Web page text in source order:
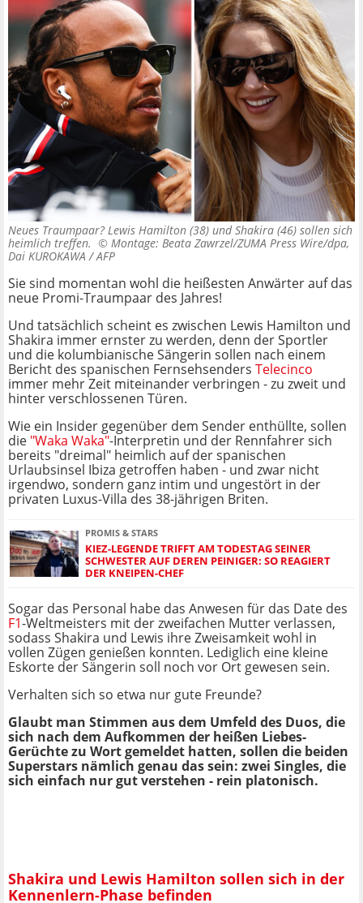
Neues Traumpaar? Lewis Hamilton (38) und Shakira (46) sollen sich
heimlich treffen. © Montage: Beata Zawrzel/ZUMA Press Wire/dpa,
Dai KUROKAWA / AFP
Sie sind momentan wohl die heißesten Anwärter auf das
neue Promi-Traumpaar des Jahres!
Und tatsächlich scheint es zwischen Lewis Hamilton und
Shakira immer ernster zu werden, denn der Sportler
und die kolumbianische Sängerin sollen nach einem
Bericht des spanischen Fernsehsenders Telecinco
immer mehr Zeit miteinander verbringen - zu zweit und
hinter verschlossenen Türen.
Wie ein Insider gegenüber dem Sender enthüllte, sollen
die "Waka Waka"-Interpretin und der Rennfahrer sich
bereits "dreimal" heimlich auf der spanischen
Urlaubsinsel Ibiza getroffen haben - und zwar nicht
irgendwo, sondern ganz intim und ungestört in der
privaten Luxus-Villa des 38-jährigen Briten.
PROMIS & STARS
KIEZ-LEGENDE TRIFFT AM TODESTAG SEINER
SCHWESTER AUF DEREN PEINIGER: SO REAGIERT
DER KNEIPEN-CHEF
Sogar das Personal habe das Anwesen für das Date des
F1-Weltmeisters mit der zweifachen Mutter verlassen,
sodass Shakira und Lewis ihre Zweisamkeit wohl in
vollen Zügen genießen konnten. Lediglich eine kleine
Eskorte der Sängerin soll noch vor Ort gewesen sein.
Verhalten sich so etwa nur gute Freunde?
Glaubt man Stimmen aus dem Umfeld des Duos, die
sich nach dem Aufkommen der heißen Liebes-
Gerüchte zu Wort gemeldet hatten, sollen die beiden
Superstars nämlich genau das sein: zwei Singles, die
sich einfach nur gut verstehen - rein platonisch.
Shakira und Lewis Hamilton sollen sich in der
Kennenlern-Phase befinden